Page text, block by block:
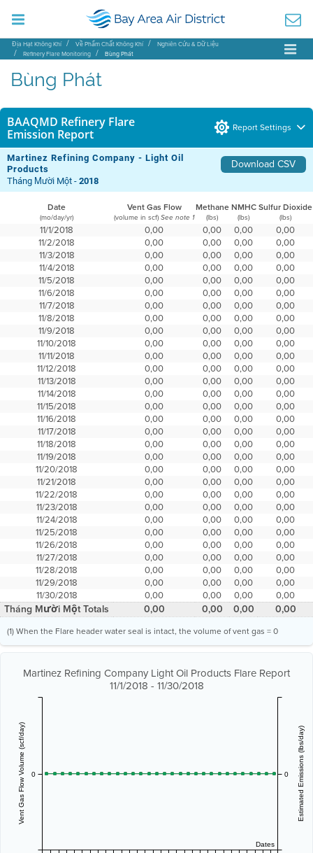
Địa Hạt Không Khí Về Phẩm Chất Không Khí
Nghiên Cứu & Dữ Liệu
Refinery Flare Monitoring
Bùng Phát
Bùng Phát
BAAQMD Refinery Flare
Emission Report
Report Settings
Martinez Refining Company - Light Oil
Products
Download CSV
Tháng Mười Một -2018
Date Vent Gas Flow MethaneNMHCSulfur Dioxide
(mo/day/yr) (volume in scf) See note 1 (lbs) (lbs) (lbs)
11/1/2018 0,00 0,00 0,00
0,00
11/2/2018
0,00 0,00 0,00
0,00
11/3/2018
0,00 0,00 0,00
0,00
11/4/2018
0,00 0,00 0,00
0,00
11/5/2018
0,00 0,00 0,00
0,00
11/6/2018
0,00 0,00 0,00
0,00
11/7/2018
0,00 0,00 0,00
0,00
11/8/2018
0,00 0,00 0,00
0,00
11/9/2018
0,00 0,00 0,00
0,00
11/10/2018
0,00 0,00 0,00
0,00
11/11/2018
0,00 0,00 0,00
0,00
11/12/2018
0,00 0,00 0,00
0,00
11/13/2018
0,00 0,00 0,00
0,00
11/14/2018
0,00 0,00 0,00
0,00
11/15/2018
0,00 0,00 0,00
0,00
11/16/2018
0,00 0,00 0,00
0,00
11/17/2018
0,00 0,00 0,00
0,00
11/18/2018
0,00 0,00 0,00
0,00
11/19/2018
0,00 0,00 0,00
0,00
11/20/2018
0,00 0,00 0,00
0,00
11/21/2018
0,00 0,00 0,00
0,00
11/22/2018
0,00 0,00 0,00
0,00
11/23/2018
0,00 0,00 0,00
0,00
11/24/2018
0,00 0,00 0,00
0,00
11/25/2018
0,00 0,00 0,00
0,00
11/26/2018
0,00 0,00 0,00
0,00
11/27/2018
0,00 0,00 0,00
0,00
11/28/2018
0,00 0,00 0,00
0,00
11/29/2018
0,00 0,00 0,00
0,00
11/30/2018
0,00 0,00 0,00 0,00
Tháng Mười Một Totals 0,00 0,00 0,00 0,00
(1) When the Flare header water seal is intact, the volume of vent gas = 0
Martinez Refining Company Light Oil Products Flare Report
11/1/2018 - 11/30/2018
Dates
Vent Gas Flow Volume (scf/day) 0 Estimated Emissions (lbs/day)
0